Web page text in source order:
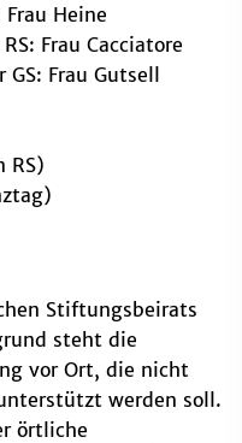
Heine
Frau Cacciatore
Frau Gutsell
RS)
Stiftungsbeirats
steht die
vor Ort, die nicht
werden soll.
örtliche